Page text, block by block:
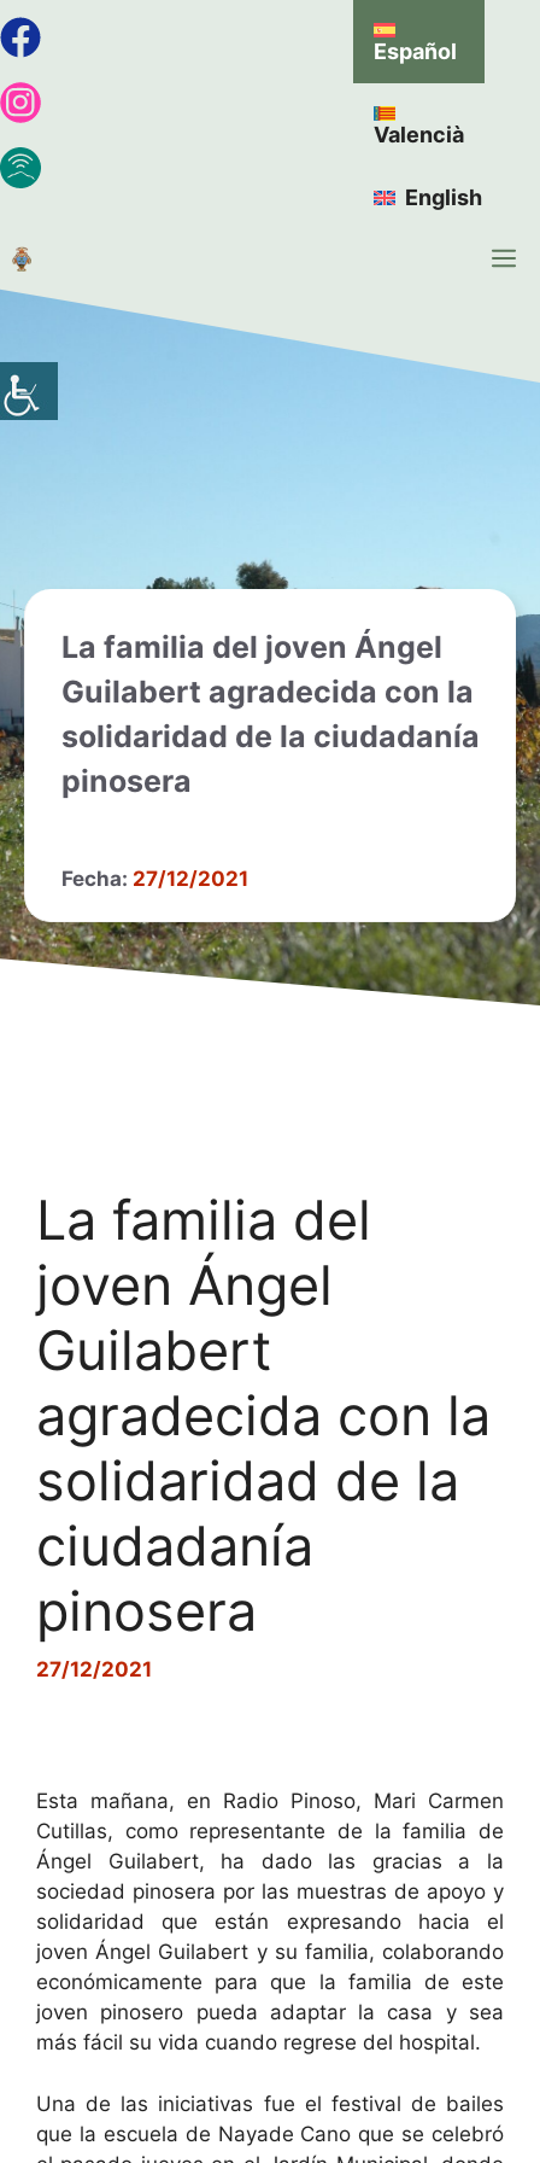
Español
Valencià
English
La familia del joven Ángel
Guilabert agradecida con la
solidaridad de la ciudadanía
pinosera
Fecha: 27/12/2021
La familia del
joven Ángel
Guilabert
agradecida con la
solidaridad de la
ciudadanía
pinosera
27/12/2021
Esta mañana, en Radio Pinoso, Mari Carmen
Cutillas, como representante de la familia de
Ángel Guilabert, ha dado las gracias a la
sociedad pinosera por las muestras de apoyo y
solidaridad que están expresando hacia el
joven Ángel Guilabert y su familia, colaborando
económicamente para que la familia de este
joven pinosero pueda adaptar la casa y sea
más fácil su vida cuando regrese del hospital.
Una de las iniciativas fue el festival de bailes
que la escuela de Nayade Cano que se celebró